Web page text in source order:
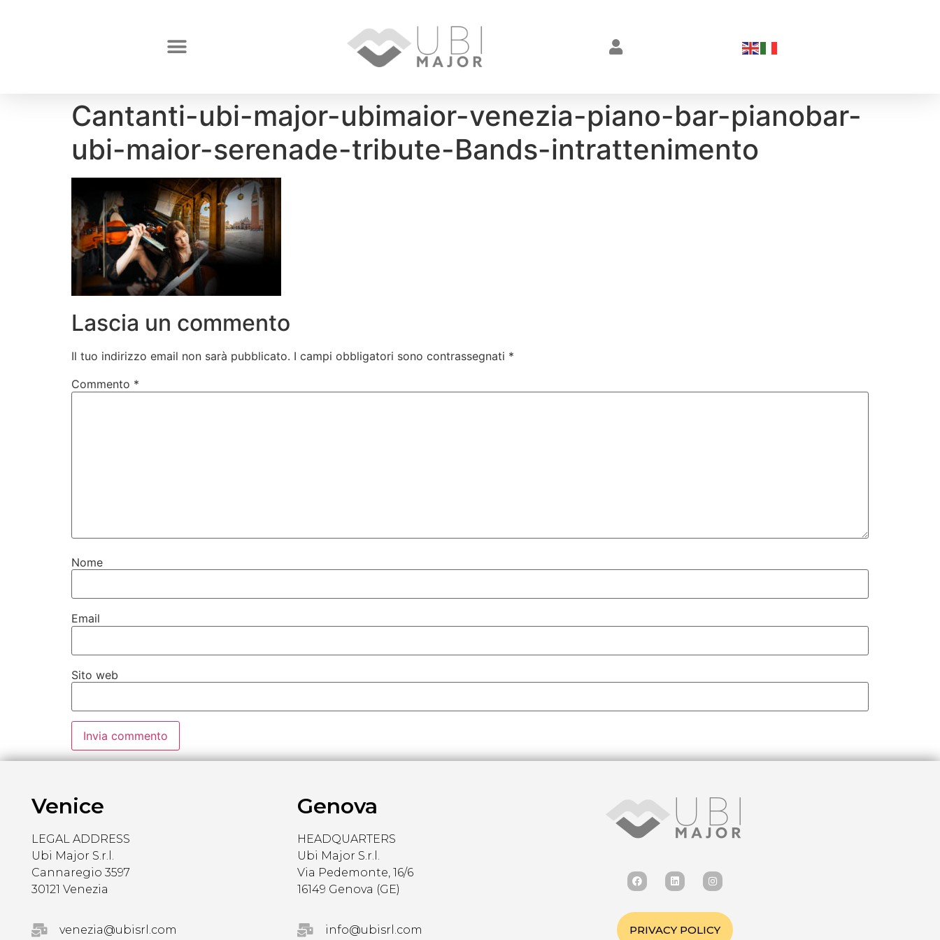
Cantanti-ubi-major-ubimaior-venezia-piano-bar-pianobar-
ubi-maior-serenade-tribute-Bands-intrattenimento
Lascia un commento
Il tuo indirizzo email non sarà pubblicato. I campi obbligatori sono contrassegnati *
Commento *
Nome
Email
Sito web
Venice
LEGAL ADDRESS
Ubi Major S.r.l.
Cannaregio 3597
30121 Venezia
venezia@ubisrl.com
Genova
HEADQUARTERS
Ubi Major S.r.l.
Via Pedemonte, 16/6
16149 Genova (GE)
info@ubisrl.com PRIVACY POLICY